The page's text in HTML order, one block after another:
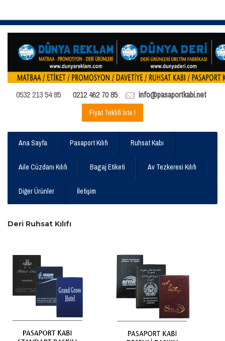
0532 213 54 85 0212 462 70 85 info@pasaportkabi.net
Fiyat Teklifi İste !
Ana Sayfa Pasaport Kılıfı Ruhsat Kabı
Aile Cüzdanı Kılıfı Bagaj Etiketi Av Tezkeresi Kılıfı
Diğer Ürünler İletişim
Deri Ruhsat Kılıfı